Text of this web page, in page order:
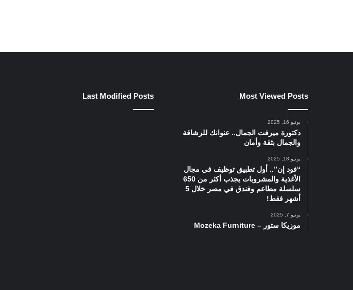
Most Viewed Posts
يونيو 16, 2025
دكتورة ميرفت الجمال.. عنوانك للرشاقة
والجمال بثقة وأمان
يونيو 18, 2025
“فود إن”.. أول تطبيق توظيف في مجال
الأغذية والمشروبات يجذب أكثر من 650
سلسلة مطاعم وفندق في مصر خلال 5
أشهر فقط!
يونيو 7, 2025
موزيكا ستور – Mozeka Furniture
Last Modified Posts